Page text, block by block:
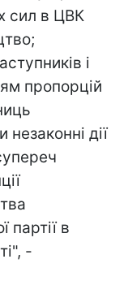
сил в ЦВК
і
пропорцій
дії
в
-